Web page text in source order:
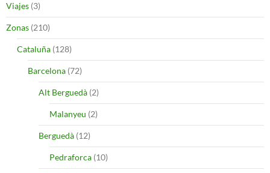
Viajes (3)
Zonas (210)
Cataluña (128)
Barcelona (72)
Alt Berguedà (2)
Malanyeu (2)
Berguedà (12)
Pedraforca (10)